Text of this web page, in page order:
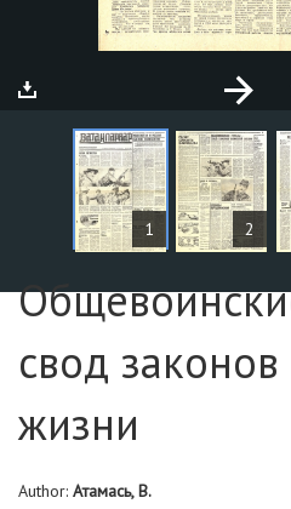
1 2
Page №2
свод
жизни
Author: Атамась, В.